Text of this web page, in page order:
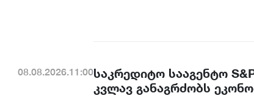
08.08.2026.11:00საკრედიტო სააგენტო
კვლავ განაგრძობს